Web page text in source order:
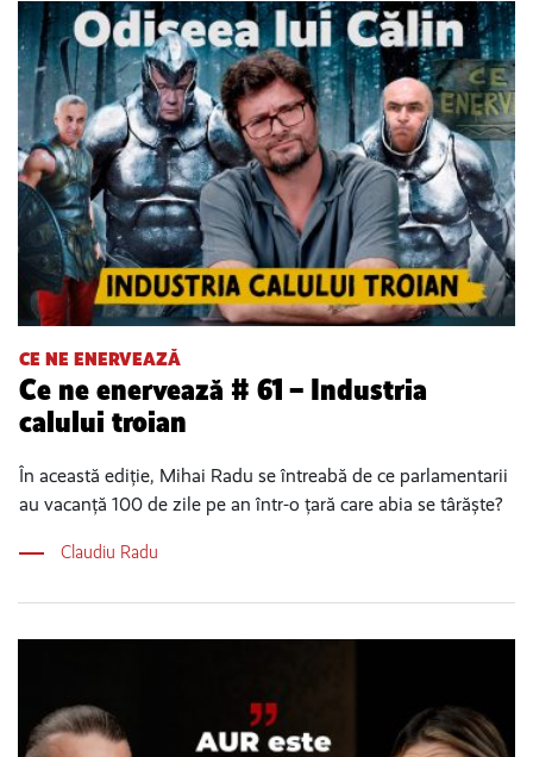
CE NE ENERVEAZĂ
Ce ne enervează # 61 – Industria
calului troian
În această ediție, Mihai Radu se întreabă de ce parlamentarii
au vacanță 100 de zile pe an într-o țară care abia se târăște?
Claudiu Radu